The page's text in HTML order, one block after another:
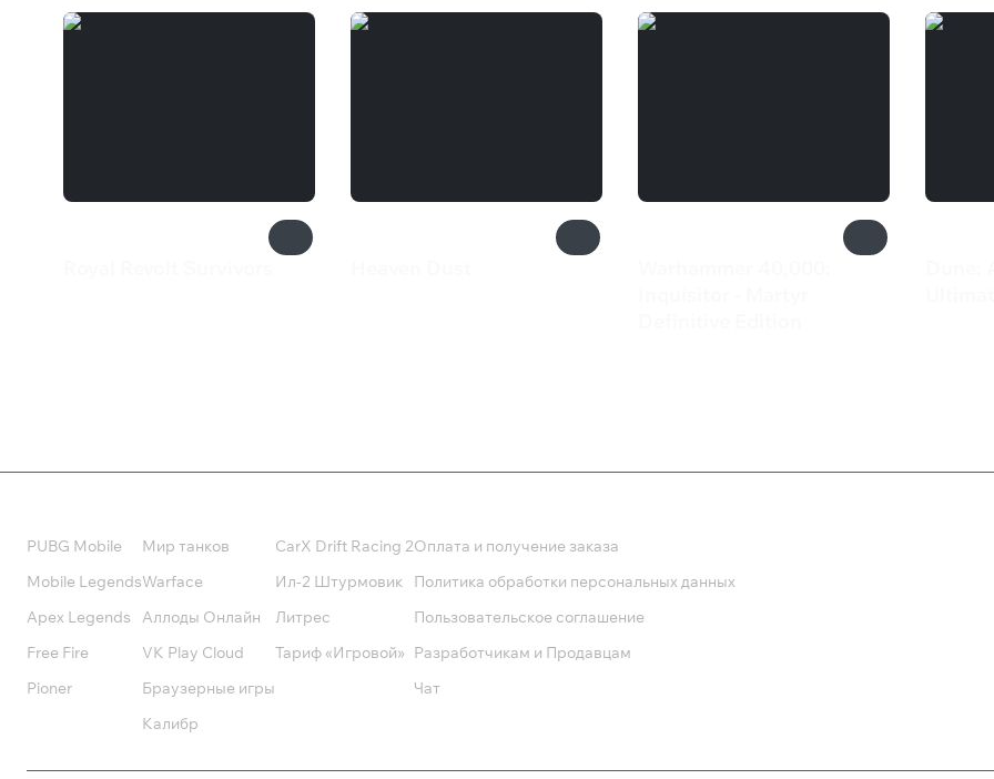
PUBG Mobile
Mobile Legends
Apex Legends
Free Fire
Pioner
Мир танков
Warface
Аллоды Онлайн
VK Play Cloud
Браузерные игры
Калибр
CarX Drift Racing 2
Ил-2 Штурмовик
Литрес
Тариф «Игровой»
Оплата и получение заказа
Политика обработки персональных данных
Пользовательское соглашение
Разработчикам и Продавцам
Чат